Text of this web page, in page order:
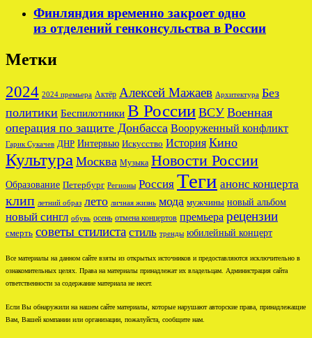
Финляндия временно закроет одно
из отделений генконсульства в России
Метки
2024 2024 премьера Актёр Алексей Мажаев Архитектура Без
политики Беспилотники В России ВСУ Военная
операция по защите Донбасса Вооруженный конфликт
Гарик Сукачев ДНР Интервью Искусство История Кино
Культура Москва Музыка Новости России
Образование Петербург Регионы Россия Теги анонс концерта
клип летний образ лето личная жизнь мода мужчины новый альбом
новый сингл обувь осень отмена концертов премьера рецензии
смерть советы стилиста стиль тренды юбилейный концерт
Все материалы на данном сайте взяты из открытых источников и предоставляются исключительно в
ознакомительных целях. Права на материалы принадлежат их владельцам. Администрация сайта
ответственности за содержание материала не несет.
Если Вы обнаружили на нашем сайте материалы, которые нарушают авторские права, принадлежащие
Вам, Вашей компании или организации, пожалуйста, сообщите нам.